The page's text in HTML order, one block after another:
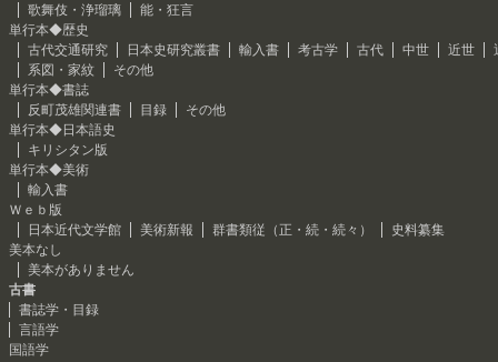
歌舞伎・浄瑠璃
能・狂言
単行本◆歴史
古代交通研究
日本史研究叢書 輸入書 考古学 古代 中世 近世
系図・家紋
その他
単行本◆書誌
反町茂雄関連書
目録
その他
単行本◆日本語史
キリシタン版
単行本◆美術
輸入書
Ｗｅｂ版
日本近代文学館
美術新報 群書類従（正・続・続々）
史料纂集
美本なし
美本がありません
古書
書誌学・目録
言語学
国語学